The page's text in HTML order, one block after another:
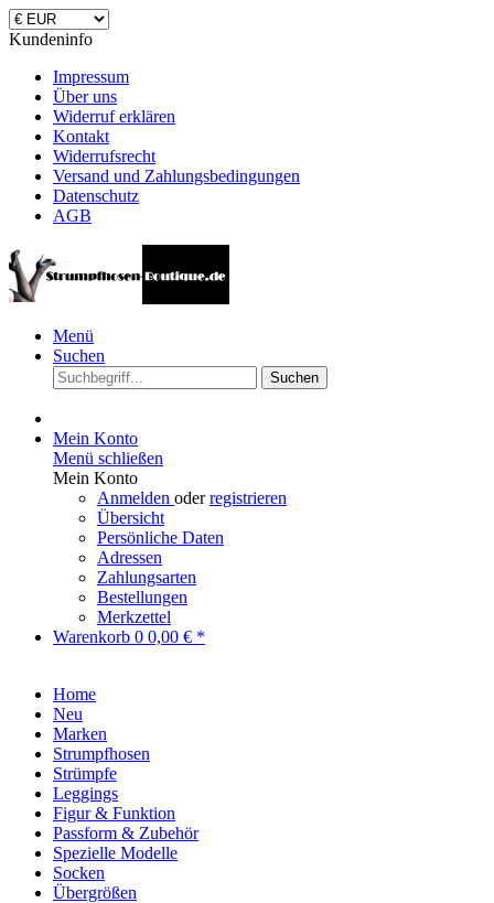
Kundeninfo
Impressum
Über uns
Widerruf erklären
Kontakt
Widerrufsrecht
Versand und Zahlungsbedingungen
Datenschutz
AGB
Menü
Suchen
Suchen
Mein Konto
Menü schließen
Mein Konto
Anmelden oderregistrieren
Übersicht
Persönliche Daten
Adressen
Zahlungsarten
Bestellungen
Merkzettel
Warenkorb 0 0,00 € *
Home
Neu
Marken
Strumpfhosen
Strümpfe
Leggings
Figur & Funktion
Passform & Zubehör
Spezielle Modelle
Socken
Übergrößen